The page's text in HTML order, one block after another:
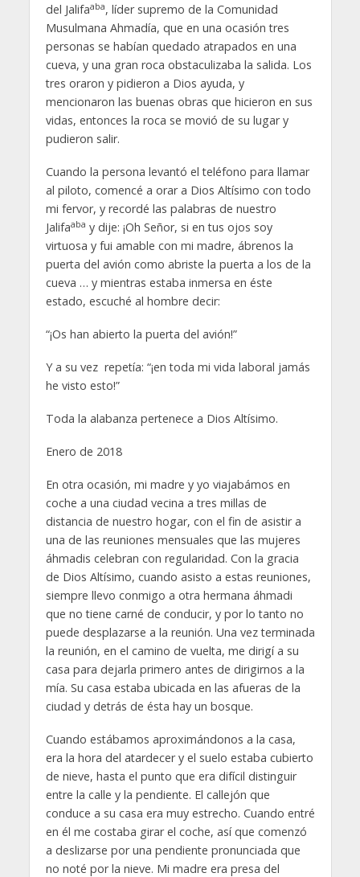
del Jalifaaba, líder supremo de la Comunidad
Musulmana Ahmadía, que en una ocasión tres
personas se habían quedado atrapados en una
cueva, y una gran roca obstaculizaba la salida. Los
tres oraron y pidieron a Dios ayuda, y
mencionaron las buenas obras que hicieron en sus
vidas, entonces la roca se movió de su lugar y
pudieron salir.
Cuando la persona levantó el teléfono para llamar
al piloto, comencé a orar a Dios Altísimo con todo
mi fervor, y recordé las palabras de nuestro
Jalifaaba y dije: ¡Oh Señor, si en tus ojos soy
virtuosa y fui amable con mi madre, ábrenos la
puerta del avión como abriste la puerta a los de la
cueva … y mientras estaba inmersa en éste
estado, escuché al hombre decir:
“¡Os han abierto la puerta del avión!”
Y a su vez repetía: “¡en toda mi vida laboral jamás
he visto esto!”
Toda la alabanza pertenece a Dios Altísimo.
Enero de 2018
En otra ocasión, mi madre y yo viajabámos en
coche a una ciudad vecina a tres millas de
distancia de nuestro hogar, con el fin de asistir a
una de las reuniones mensuales que las mujeres
áhmadis celebran con regularidad. Con la gracia
de Dios Altísimo, cuando asisto a estas reuniones,
siempre llevo conmigo a otra hermana áhmadi
que no tiene carné de conducir, y por lo tanto no
puede desplazarse a la reunión. Una vez terminada
la reunión, en el camino de vuelta, me dirigí a su
casa para dejarla primero antes de dirigirnos a la
mía. Su casa estaba ubicada en las afueras de la
ciudad y detrás de ésta hay un bosque.
Cuando estábamos aproximándonos a la casa,
era la hora del atardecer y el suelo estaba cubierto
de nieve, hasta el punto que era difícil distinguir
entre la calle y la pendiente. El callejón que
conduce a su casa era muy estrecho. Cuando entré
en él me costaba girar el coche, así que comenzó
a deslizarse por una pendiente pronunciada que
no noté por la nieve. Mi madre era presa del